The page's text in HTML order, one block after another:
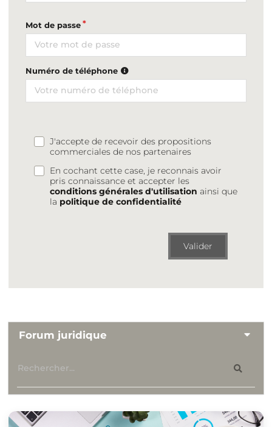
Mot de passe
Numéro de téléphone
J'accepte de recevoir des propositions
commerciales de nos partenaires
En cochant cette case, je reconnais avoir
pris connaissance et accepter les
conditions générales d'utilisation ainsi que
la politique de confidentialité
Valider
Forum juridique